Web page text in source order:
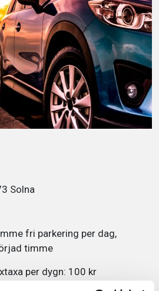
Solna
fri parkering per dag,
timme
per dygn: 100 kr